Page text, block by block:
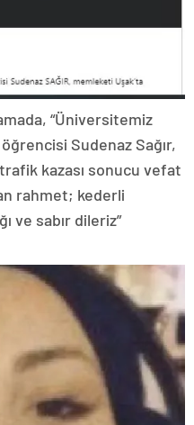
“Üniversitemiz
öğrencisi Sudenaz Sağır,
kazası sonucu vefat
rahmet; kederli
ve sabır dileriz”